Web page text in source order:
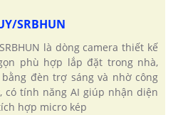
SRBHUN
SRBHUN là dòng camera thiết kế
phù hợp lắp đặt trong nhà,
đèn trợ sáng và nhờ công
có tính năng AI giúp nhận diện
hợp micro kép